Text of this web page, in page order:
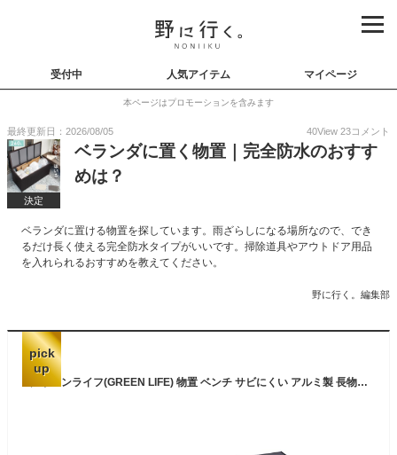
受付中 人気アイテム マイページ
本ページはプロモーションを含みます
最終更新日：2026/08/05 40View 23コメント
決定
ベランダに置く物置｜完全防水のおすす
めは？
ベランダに置ける物置を探しています。雨ざらしになる場所なので、でき
るだけ長く使える完全防水タイプがいいです。掃除道具やアウトドア用品
を入れられるおすすめを教えてください。
野に行く。編集部
pick
up
グリーンライフ(GREEN LIFE) 物置 ベンチ サビにくい アルミ製 長物収納 軽い 雨水侵入防止 アジャスター付き 収納部耐荷重50kg 座面耐荷重100kg (幅84×奥行36.5×高さ32cm) 屋外 収納庫 大容量 収納 ベランダ 倉庫 ストッカー 屋外収納 踏み台 ステップ ガーデン アウトドア ガーデン 庭 おしゃれ ブラウン AFS-84N